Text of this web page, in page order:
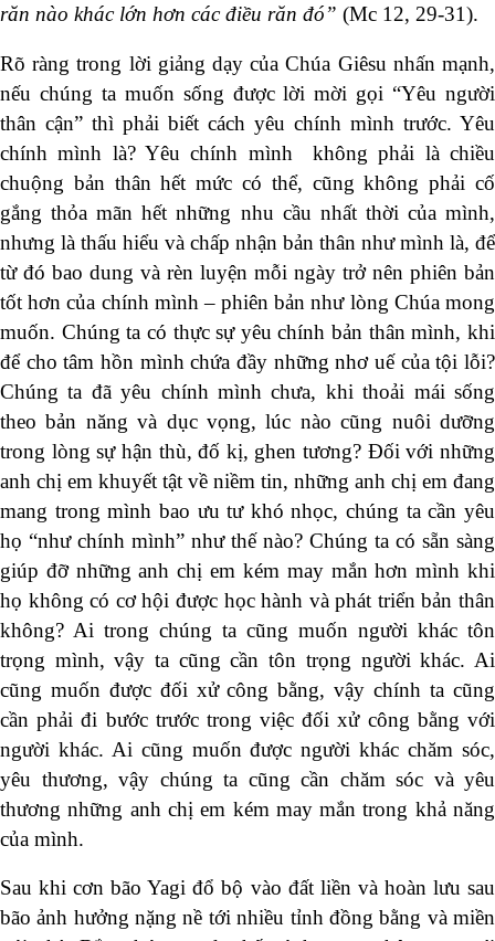
răn nào khác lớn hơn các điều răn đó” (Mc 12, 29-31).
Rõ ràng trong lời giảng dạy của Chúa Giêsu nhấn mạnh,
nếu chúng ta muốn sống được lời mời gọi “Yêu người
thân cận” thì phải biết cách yêu chính mình trước. Yêu
chính mình là? Yêu chính mình không phải là chiều
chuộng bản thân hết mức có thể, cũng không phải cố
gắng thỏa mãn hết những nhu cầu nhất thời của mình,
nhưng là thấu hiểu và chấp nhận bản thân như mình là, để
từ đó bao dung và rèn luyện mỗi ngày trở nên phiên bản
tốt hơn của chính mình – phiên bản như lòng Chúa mong
muốn. Chúng ta có thực sự yêu chính bản thân mình, khi
để cho tâm hồn mình chứa đầy những nhơ uế của tội lỗi?
Chúng ta đã yêu chính mình chưa, khi thoải mái sống
theo bản năng và dục vọng, lúc nào cũng nuôi dưỡng
trong lòng sự hận thù, đố kị, ghen tương? Đối với những
anh chị em khuyết tật về niềm tin, những anh chị em đang
mang trong mình bao ưu tư khó nhọc, chúng ta cần yêu
họ “như chính mình” như thế nào? Chúng ta có sẵn sàng
giúp đỡ những anh chị em kém may mắn hơn mình khi
họ không có cơ hội được học hành và phát triển bản thân
không? Ai trong chúng ta cũng muốn người khác tôn
trọng mình, vậy ta cũng cần tôn trọng người khác. Ai
cũng muốn được đối xử công bằng, vậy chính ta cũng
cần phải đi bước trước trong việc đối xử công bằng với
người khác. Ai cũng muốn được người khác chăm sóc,
yêu thương, vậy chúng ta cũng cần chăm sóc và yêu
thương những anh chị em kém may mắn trong khả năng
của mình.
Sau khi cơn bão Yagi đổ bộ vào đất liền và hoàn lưu sau
bão ảnh hưởng nặng nề tới nhiều tỉnh đồng bằng và miền